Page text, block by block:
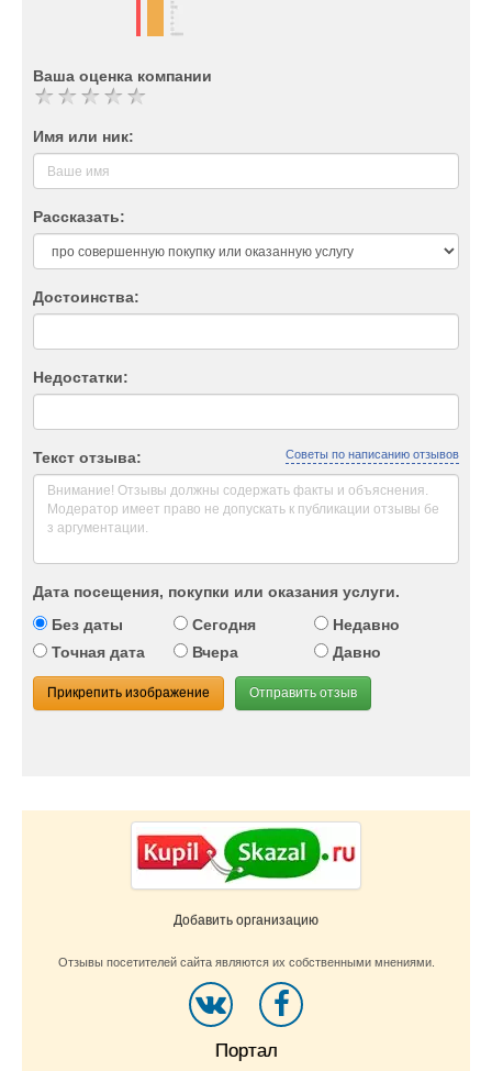
Ваша оценка компании
Имя или ник:
Рассказать:
Достоинства:
Недостатки:
Текст отзыва: Советы по написанию отзывов
Дата посещения, покупки или оказания услуги.
Без даты
Сегодня
Недавно
Точная дата
Вчера Давно
Прикрепить изображение Отправить отзыв
Добавить организацию
Отзывы посетителей сайта являются их собственными мнениями.
Портал